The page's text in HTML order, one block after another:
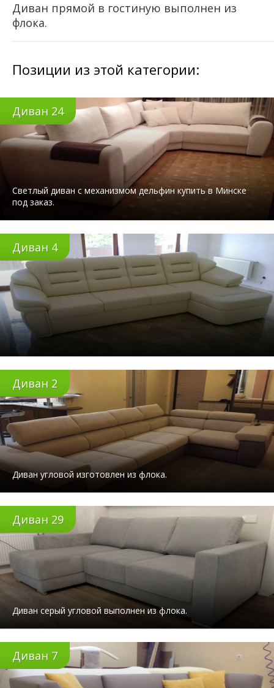
Диван прямой в гостиную выполнен из
флока.
Позиции из этой категории:
Диван 24
Светлый диван с механизмом дельфин купить в Минске
под заказ.
Диван 4
Диван 2
Диван угловой изготовлен из флока.
Диван 29
Диван серый угловой выполнен из флока.
Диван 7